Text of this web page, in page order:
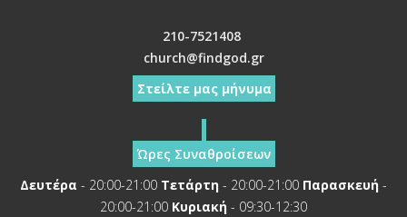
210-7521408
church@findgod.gr
Στείλτε μας μήνυμα
Ώρες Συναθροίσεων
Δευτέρα - 20:00-21:00 Τετάρτη - 20:00-21:00 Παρασκευή -
20:00-21:00 Κυριακή - 09:30-12:30